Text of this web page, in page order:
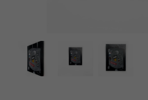
kunsthuizen (1)